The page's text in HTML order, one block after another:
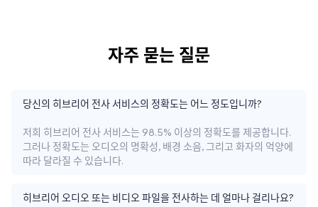
자주 묻는 질문
당신의 히브리어 전사 서비스의 정확도는 어느 정도입니까?
저희 히브리어 전사 서비스는 98.5% 이상의 정확도를 제공합니다.
그러나 정확도는 오디오의 명확성, 배경 소음, 그리고 화자의 억양에
따라 달라질 수 있습니다.
히브리어 오디오 또는 비디오 파일을 전사하는 데 얼마나 걸리나요?